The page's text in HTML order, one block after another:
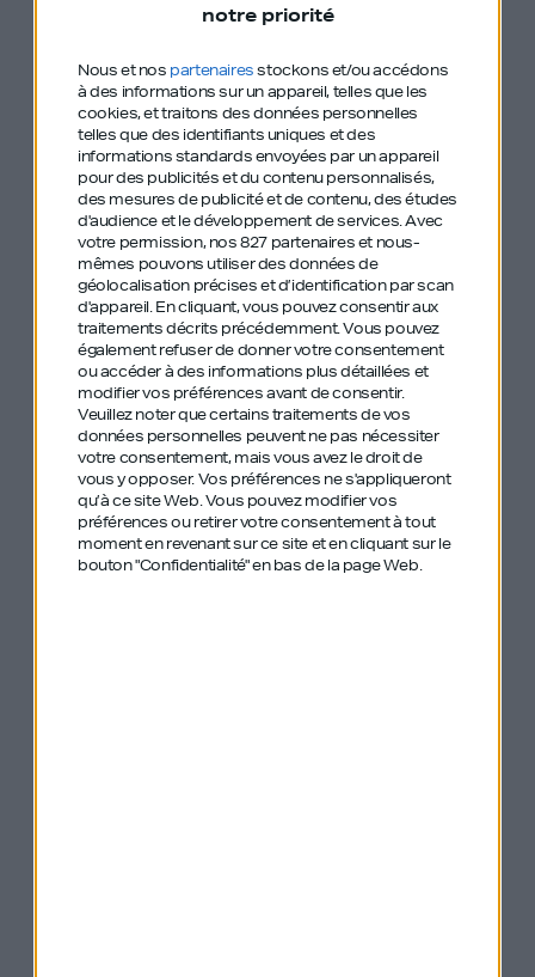
notre priorité
Nous et nos partenairesstockons et/ou accédons
à des informations sur un appareil, telles que les
cookies, et traitons des données personnelles
telles que des identifiants uniques et des
informations standards envoyées par un appareil
pour des publicités et du contenu personnalisés,
des mesures de publicité et de contenu, des études
d'audience et le développement de services.Avec
votre permission, nos 827 partenaires et nous-
mêmes pouvons utiliser des données de
géolocalisation précises et d’identification par scan
d'appareil. En cliquant, vous pouvez consentir aux
traitements décrits précédemment. Vous pouvez
également refuser de donner votre consentement
ou accéder à des informations plus détaillées et
modifier vos préférences avant de consentir.
Veuillez noter que certains traitements de vos
données personnelles peuvent ne pas nécessiter
votre consentement, mais vous avez le droit de
vous y opposer. Vos préférences ne s'appliqueront
qu’à ce site Web. Vous pouvez modifier vos
préférences ou retirer votre consentement à tout
moment en revenant sur ce site et en cliquant sur le
bouton "Confidentialité" en bas de la page Web.
Ludovic nous raconte ses multiples levées,
l’importance des campagnes TV dans le succès
d’Attractive World, l’importance des rencontres et
comment le précieux soutien de chacun de ses
associés lui a changé la vie.
Il a emmené l’entreprise à la rentabilité dès 2012
pour dépasser le million d’euros de résultat net à
partir de 2013.